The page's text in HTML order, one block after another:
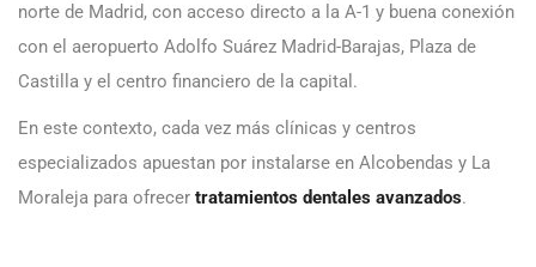
norte de Madrid, con acceso directo a la A-1 y buena conexión
con el aeropuerto Adolfo Suárez Madrid-Barajas, Plaza de
Castilla y el centro financiero de la capital.
En este contexto, cada vez más clínicas y centros
especializados apuestan por instalarse en Alcobendas y La
Moraleja para ofrecer tratamientos dentales avanzados.